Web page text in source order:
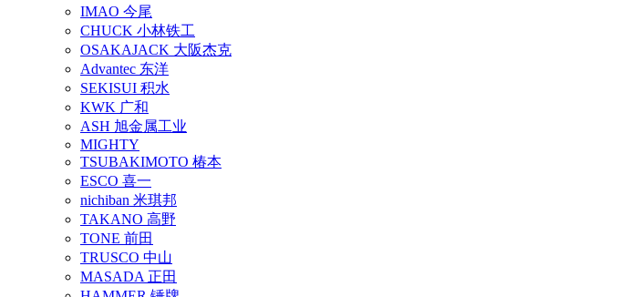
IMAO 今尾
CHUCK 小林铁工
OSAKAJACK 大阪杰克
Advantec 东洋
SEKISUI 积水
KWK 广和
ASH 旭金属工业
MIGHTY
TSUBAKIMOTO 椿本
ESCO 喜一
nichiban 米琪邦
TAKANO 高野
TONE 前田
TRUSCO 中山
MASADA 正田